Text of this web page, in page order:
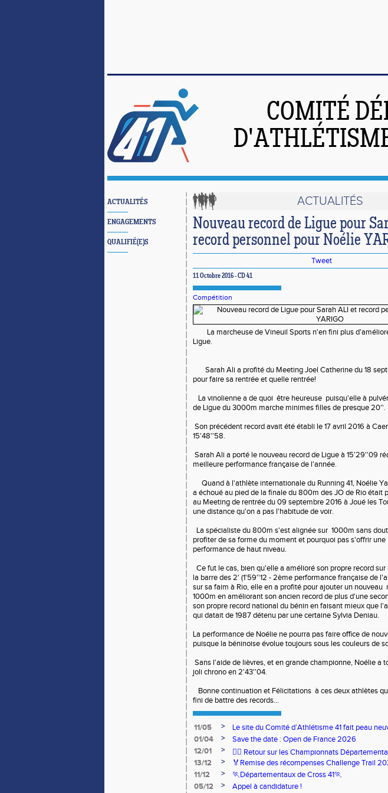
COMITÉ
ACTUALITÉS
ENGAGEMENTS
QUALIFIÉ(E)S
ACTUALITÉS
Nouveau record de Ligue pour
record personnel pour Noélie
Tweet
11 Octobre 2016 - CD 41
Compétition
La marcheuse de Vineuil Sports n'en fini plus
Ligue.
Sarah Ali a profité du Meeting Joel Catherine du 18
pour faire sa rentrée et quelle rentrée!
La vinolienne a de quoi être heureuse puisqu'elle à
de Ligue du 3000m marche minimes filles de presque 20''.
Son précédent record avait été établi le 17 avril 2016 à
15'48''58.
Sarah Ali a porté le nouveau record de Ligue à 15'29''09
meilleure performance française de l'année.
Quand à l'athlète internationale du Running 41, Noélie
a échoué au pied de la finale du 800m des JO de Rio était
au Meeting de rentrée du 09 septembre 2016 à Joué les
une distance qu'on a pas l'habitude de voir.
La spécialiste du 800m s'est alignée sur 1000m sans
profiter de sa forme du moment et pourquoi pas s'offrir une
performance de haut niveau.
Ce fut le cas, bien qu'elle a amélioré son propre record
la barre des 2' (1'59''12 - 2ème performance française de
sur sa faim à Rio, elle en a profité pour ajouter un nouveau
1000m en améliorant son ancien record de plus d'une
son propre record national du bénin en faisant mieux que
qui datait de 1987 détenu par une certaine Sylvia Deniau.
La performance de Noélie ne pourra pas faire office de
puisque la béninoise évolue toujours sous les couleurs de
Sans l'aide de lièvres, et en grande championne, Noélie a
joli chrono en 2'43''04.
Bonne continuation et Félicitations à ces deux athlètes
fini de battre des records...
11/05 >
Le site du Comité d’Athlétisme 41 fait peau
01/04
>
Save the date : Open de France 2026
12/01
>
🏃‍♂️ Retour sur les Championnats
13/12
>
🏅Remise des récompenses Challenge Trail
11/12
>
🏃Départementaux de Cross 41🏃
05/12
>
Appel à candidature !